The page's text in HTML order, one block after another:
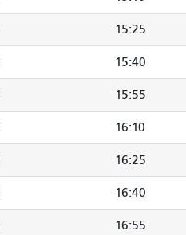
15:25
15:40
15:55
16:10
16:25
16:40
16:55